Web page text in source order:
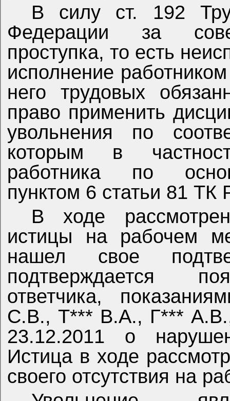
В силу ст. 192
Федерации за
проступка, то есть
исполнение
него трудовых
право применить
увольнения по
которым в
работника по
пунктом 6 статьи 81 ТК
В ходе
истицы на рабочем
нашел свое
подтверждается
ответчика,
С.В., Т*** В.А., Г***
23.12.2011 о
Истица в ходе
своего отсутствия на